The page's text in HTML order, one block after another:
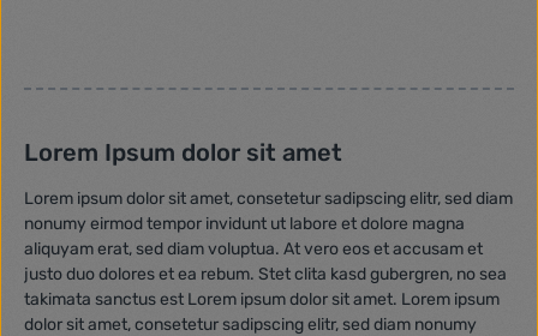
Lorem Ipsum dolor sit amet
Lorem ipsum dolor sit amet, consetetur sadipscing elitr, sed diam
nonumy eirmod tempor invidunt ut labore et dolore magna
aliquyam erat, sed diam voluptua. At vero eos et accusam et
justo duo dolores et ea rebum. Stet clita kasd gubergren, no sea
takimata sanctus est Lorem ipsum dolor sit amet. Lorem ipsum
dolor sit amet, consetetur sadipscing elitr, sed diam nonumy